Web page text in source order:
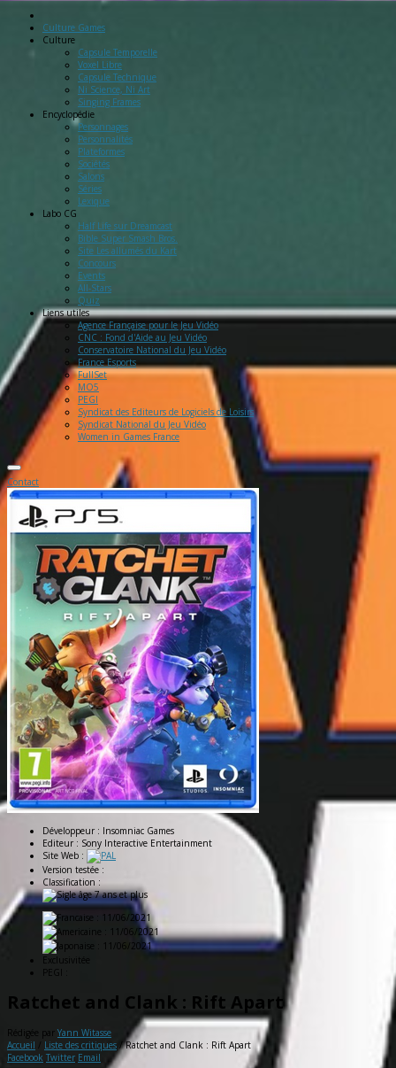
Culture Games
Culture
Capsule Temporelle
Voxel Libre
Capsule Technique
Ni Science, Ni Art
Singing Frames
Encyclopédie
Personnages
Personnalités
Plateformes
Sociétés
Salons
Séries
Lexique
Labo CG
Half Life sur Dreamcast
Bible Super Smash Bros.
Site Les allumés du Kart
Concours
Events
All-Stars
Quiz
Liensutiles
Agence Française pour le Jeu Vidéo
CNC : Fond d'Aide au Jeu Vidéo
Conservatoire National du Jeu Vidéo
France Esports
FullSet
MO5
PEGI
Syndicat des Editeurs de Logiciels de Loisirs
Syndicat National du Jeu Vidéo
Women in Games France
Contact
Développeur : Insomniac Games
Editeur : Sony Interactive Entertainment
Site Web :
Version testée :
Classification :
: 11/06/2021
: 11/06/2021
: 11/06/2021
Exclusivitée
PEGI :
Ratchet and Clank : Rift Apart
Rédigée par Yann Witasse
Accueil
Liste des critiques / Ratchet and Clank : Rift Apart
Facebook Twitter Email